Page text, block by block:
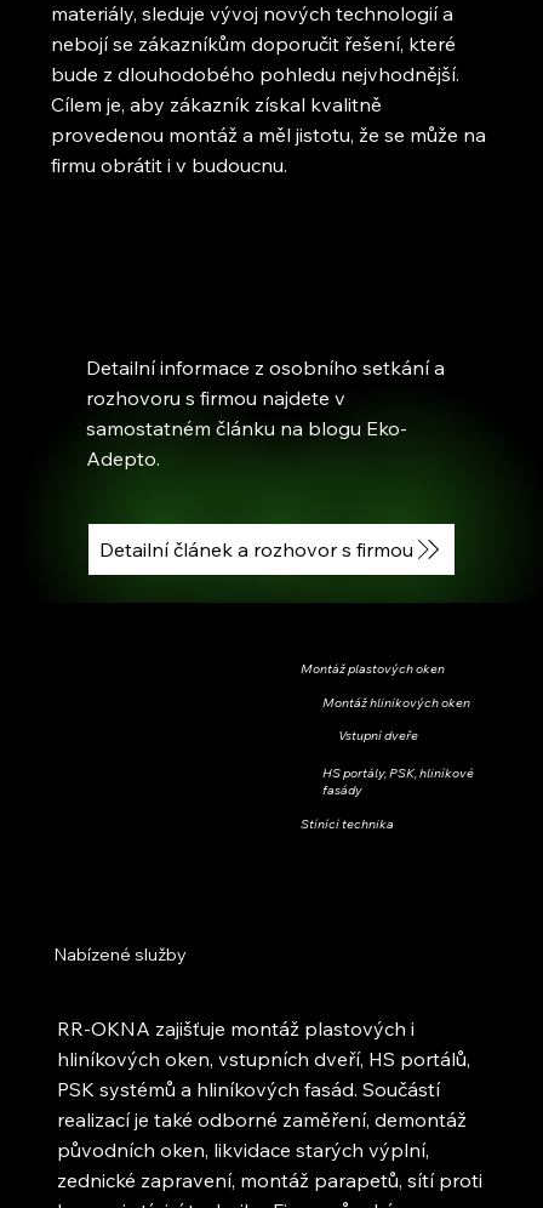
materiály, sleduje vývoj nových technologií a
nebojí se zákazníkům doporučit řešení, které
bude z dlouhodobého pohledu nejvhodnější.
Cílem je, aby zákazník získal kvalitně
provedenou montáž a měl jistotu, že se může na
firmu obrátit i v budoucnu.
Detailní informace z osobního setkání a
rozhovoru s firmou najdete v
samostatném článku na blogu Eko-
Adepto.
Detailní článek a rozhovor s firmou
Montáž plastových oken
Montáž hliníkových oken
Vstupní dveře
HS portály, PSK, hliníkové
fasády
Stínící technika
Nabízené služby
RR-OKNA zajišťuje montáž plastových i
hliníkových oken, vstupních dveří, HS portálů,
PSK systémů a hliníkových fasád. Součástí
realizací je také odborné zaměření, demontáž
původních oken, likvidace starých výplní,
zednické zapravení, montáž parapetů, sítí proti